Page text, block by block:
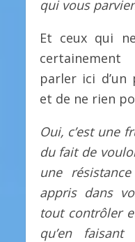
qui vous
Et ceux qui
certainement
parler ici
et de ne rien
Oui, c’est une
du fait de
une
appris dans
tout contrôler
qu’en